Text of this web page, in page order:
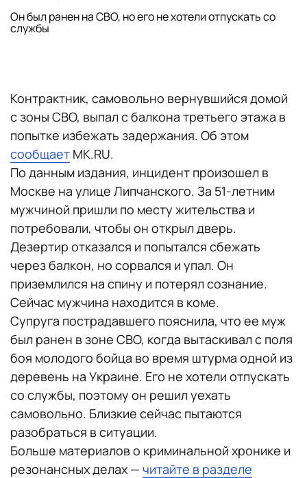
Он был ранен на СВО, но его не хотели отпускать со
службы
Контрактник, самовольно вернувшийся домой
с зоны СВО, выпал с балкона третьего этажа в
попытке избежать задержания. Об этом
сообщает MK.RU.
По данным издания, инцидент произошел в
Москве на улице Липчанского. За 51-летним
мужчиной пришли по месту жительства и
потребовали, чтобы он открыл дверь.
Дезертир отказался и попытался сбежать
через балкон, но сорвался и упал. Он
приземлился на спину и потерял сознание.
Сейчас мужчина находится в коме.
Супруга пострадавшего пояснила, что ее муж
был ранен в зоне СВО, когда вытаскивал с поля
боя молодого бойца во время штурма одной из
деревень на Украине. Его не хотели отпускать
со службы, поэтому он решил уехать
самовольно. Близкие сейчас пытаются
разобраться в ситуации.
Больше материалов о криминальной хронике и
резонансных делах — читайте в разделе